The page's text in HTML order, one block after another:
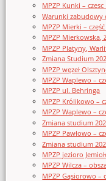
MPZP Kunki – czesc I
Warunki zabudowy
MPZP Mierki – część
MPZP Mierkowska,
MPZP Platyny,
Zmiana Studium
MPZP węzeł
MPZP Waplewo –
MPZP ul. Behringa
MPZP Królikowo –
MPZP Waplewo –
Zmiana studium
MPZP Pawłowo –
Zmiana studium
MPZP jezioro
MPZP Wilcza –
MPZP Gąsiorowo –